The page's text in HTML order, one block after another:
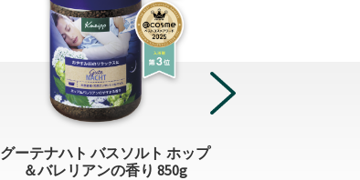
グーテナハト バスソルト ホップ
＆バレリアンの香り 850g